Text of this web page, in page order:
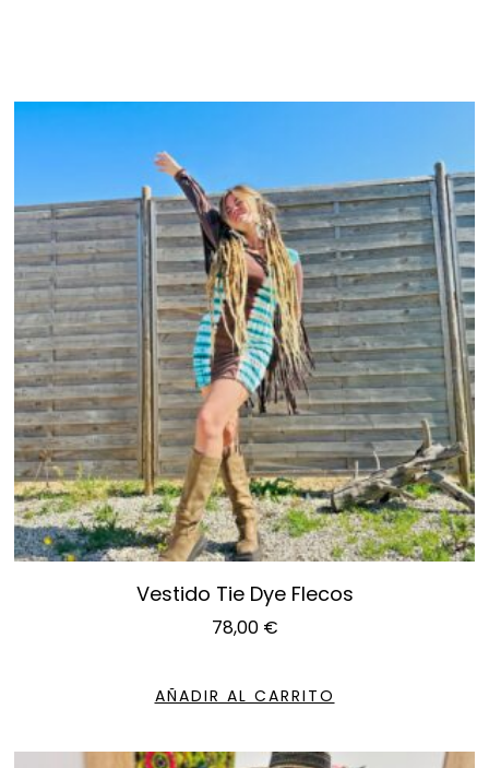
Vestido Tie Dye Flecos
78,00 €
AÑADIR AL CARRITO